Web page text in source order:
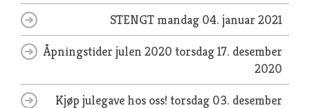
STENGT mandag 04. januar 2021
Åpningstider julen 2020 torsdag 17. desember
2020
Kjøp julegave hos oss! torsdag 03. desember